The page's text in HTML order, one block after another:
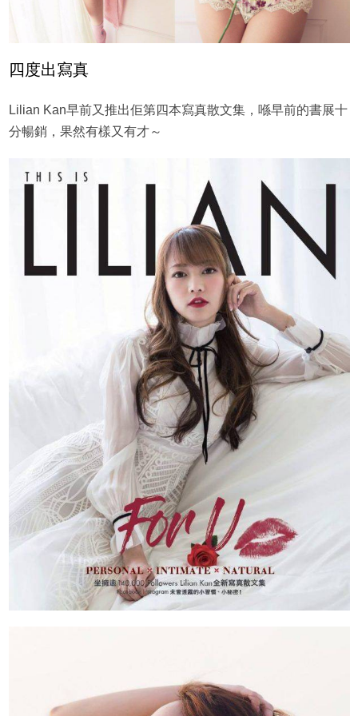
四度出寫真
Lilian Kan早前又推出佢第四本寫真散文集，喺早前的書展十
分暢銷，果然有樣又有才～